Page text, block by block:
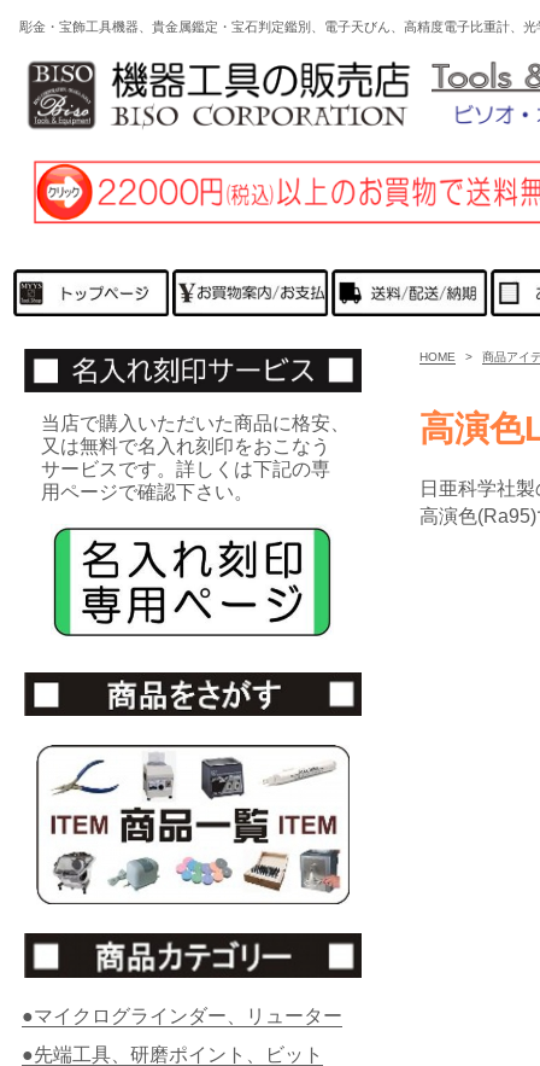
彫金・宝飾工具機器、貴金属鑑定・宝石判定鑑別、電子天びん、高精度電子比重計
HOME > 商品アイ
高演色
日亜科学社
高演色
当店で購入いただいた商品に格安、
又は無料で名入れ刻印をおこなう
サービスです。詳しくは下記の専
用ページで確認下さい。
●マイクログラインダー、リューター
●先端工具、研磨ポイント、ビット